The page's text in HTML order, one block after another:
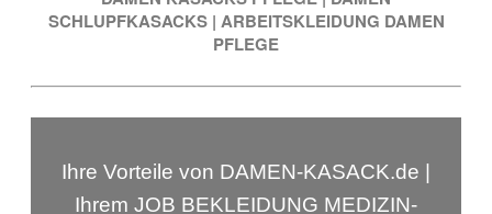
SCHLUPFKASACKS | ARBEITSKLEIDUNG DAMEN
PFLEGE
Ihre Vorteile von DAMEN-KASACK.de |
Ihrem JOB BEKLEIDUNG MEDIZIN-